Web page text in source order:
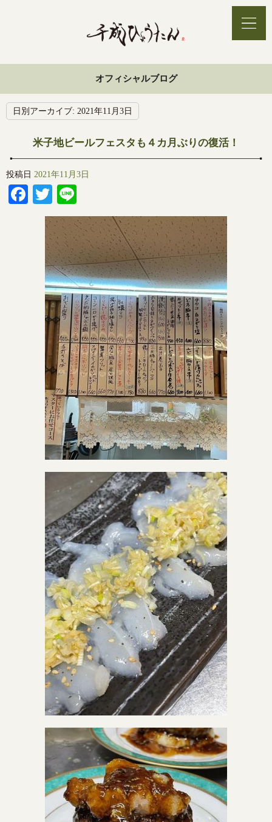
オフィシャルブログ
日別アーカイブ: 2021年11月3日
米子地ビールフェスタも４カ月ぶりの復活！
投稿日 2021年11月3日
Facebook
Twitter